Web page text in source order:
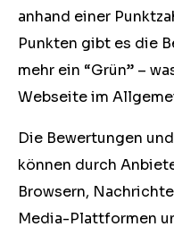
anhand einer
Punkten gibt es die
mehr ein “Grün” –
Webseite im
Die Bewertungen
können durch
Browsern,
Media-Plattformen